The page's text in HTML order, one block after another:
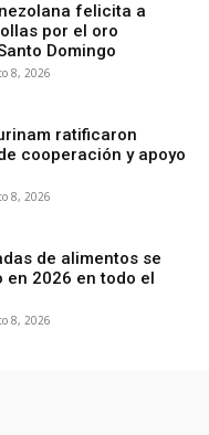
felicita a
por el oro
Domingo
8, 2026
ratificaron
cooperación y apoyo
8, 2026
de alimentos se
en 2026 en todo el
8, 2026